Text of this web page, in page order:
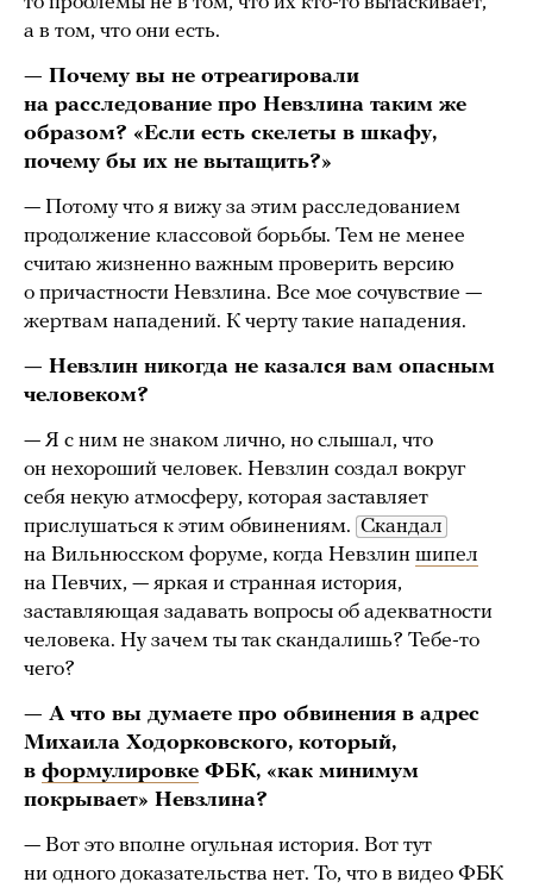
а в том, что они есть.
— Почему вы не отреагировали
на расследование про Невзлина таким же
образом? «Если есть скелеты в шкафу,
почему бы их не вытащить?»
— Потому что я вижу за этим расследованием
продолжение классовой борьбы. Тем не менее
считаю жизненно важным проверить версию
о причастности Невзлина. Все мое сочувствие —
жертвам нападений. К черту такие нападения.
— Невзлин никогда не казался вам опасным
человеком?
— Я с ним не знаком лично, но слышал, что
он нехороший человек. Невзлин создал вокруг
себя некую атмосферу, которая заставляет
прислушаться к этим обвинениям. Скандал
на Вильнюсском форуме, когда Невзлин шипел
на Певчих, — яркая и странная история,
заставляющая задавать вопросы об адекватности
человека. Ну зачем ты так скандалишь? Тебе-то
чего?
— А что вы думаете про обвинения в адрес
Михаила Ходорковского, который,
в формулировке ФБК, «как минимум
покрывает» Невзлина?
— Вот это вполне огульная история. Вот тут
ни одного доказательства нет. То, что в видео ФБК